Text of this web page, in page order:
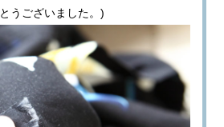
うございました。)